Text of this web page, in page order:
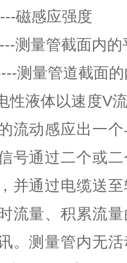
磁感应强度
测量管截面内的
测量管道截面
性液体以速度V
流动感应出一
号通过二个或
并通过电缆送
流量、积累流
。测量管内无